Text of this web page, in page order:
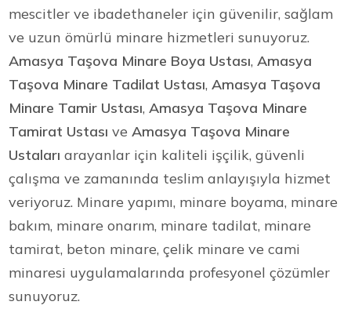
mescitler ve ibadethaneler için güvenilir, sağlam
ve uzun ömürlü minare hizmetleri sunuyoruz.
Amasya Taşova Minare Boya Ustası,Amasya
Taşova Minare Tadilat Ustası,Amasya Taşova
Minare Tamir Ustası,Amasya Taşova Minare
Tamirat Ustası veAmasya Taşova Minare
Ustaları arayanlar için kaliteli işçilik, güvenli
çalışma ve zamanında teslim anlayışıyla hizmet
veriyoruz. Minare yapımı, minare boyama, minare
bakım, minare onarım, minare tadilat, minare
tamirat, beton minare, çelik minare ve cami
minaresi uygulamalarında profesyonel çözümler
sunuyoruz.